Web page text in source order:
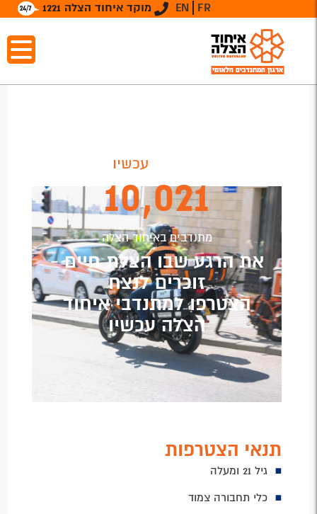
מוקד איחוד הצלה 1221 EN FR
עכשיו
מתנדבים באיחוד הצלה
10,021
את הרגע שבו הצלת חיים -
זוכרים לנצח
הצטרפו למתנדבי איחוד
הצלה עכשיו
תנאי הצטרפות
גיל 21 ומעלה
כלי תחבורה צמוד